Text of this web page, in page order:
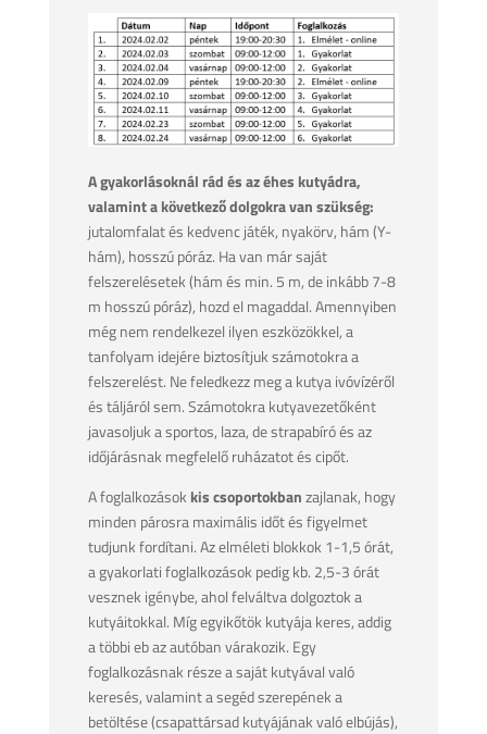
A gyakorlásoknál rád és az éhes kutyádra,
valamint a következő dolgokra van szükség:
jutalomfalat és kedvenc játék, nyakörv, hám (Y-
hám), hosszú póráz. Ha van már saját
felszerelésetek (hám és min. 5 m, de inkább 7-8
m hosszú póráz), hozd el magaddal. Amennyiben
még nem rendelkezel ilyen eszközökkel, a
tanfolyam idejére biztosítjuk számotokra a
felszerelést. Ne feledkezz meg a kutya ivóvízéről
és táljáról sem. Számotokra kutyavezetőként
javasoljuk a sportos, laza, de strapabíró és az
időjárásnak megfelelő ruházatot és cipőt.
A foglalkozások kis csoportokbanzajlanak, hogy
minden párosra maximális időt és figyelmet
tudjunk fordítani. Az elméleti blokkok 1-1,5 órát,
a gyakorlati foglalkozások pedig kb. 2,5-3 órát
vesznek igénybe, ahol felváltva dolgoztok a
kutyáitokkal. Míg egyikőtök kutyája keres, addig
a többi eb az autóban várakozik. Egy
foglalkozásnak része a saját kutyával való
keresés, valamint a segéd szerepének a
betöltése (csapattársad kutyájának való elbújás),